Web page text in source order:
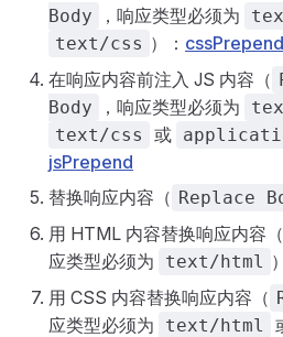
Body
，响应类型必须为
text/css ）： cssPrepend
在响应内容前注入 JS 内容（
Body
，响应类型必须为
text/css 或
jsPrepend
替换响应内容（ Replace
用 HTML 内容替换响应内容（
应类型必须为
text/html
用 CSS 内容替换响应内容（
应类型必须为
text/html